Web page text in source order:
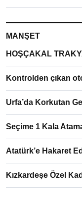
MANŞET
HOŞÇAKAL
Kontrolden çıkan
Urfa’da Korkutan
Seçime 1 Kala
Atatürk’e Hakaret
Kızkardeşe Özel